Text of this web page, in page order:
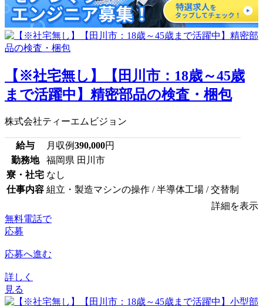
【※社宅無し】【田川市：18歳～45歳
まで活躍中】精密部品の検査・梱包
株式会社ティーエムビジョン
給与 月収例390,000円
勤務地
福岡県 田川市
寮・社宅 なし
仕事内容 組立・製造マシンの操作 / 半導体工場 / 交替制
詳細を表示
無料電話で
応募
応募へ進む
詳しく
見る